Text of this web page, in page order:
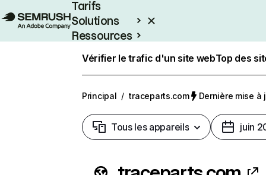
Tarifs
Solutions
Ressources
Vérifier le trafic d'un site webTop des
Principal / traceparts.com Dernière mise à
Tous les appareils juin